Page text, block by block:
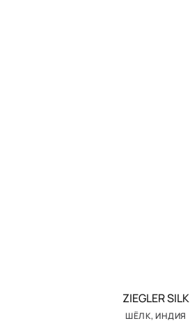
ZIEGLER SILK
ШЁЛК, ИНДИЯ